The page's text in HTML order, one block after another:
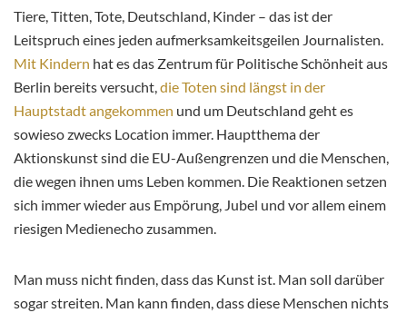
Tiere, Titten, Tote, Deutschland, Kinder – das ist der
Leitspruch eines jeden aufmerksamkeitsgeilen Journalisten.
Mit Kindern hat es das Zentrum für Politische Schönheit aus
Berlin bereits versucht,die Toten sind längst in der
Hauptstadt angekommen und um Deutschland geht es
sowieso zwecks Location immer. Hauptthema der
Aktionskunst sind die EU-Außengrenzen und die Menschen,
die wegen ihnen ums Leben kommen. Die Reaktionen setzen
sich immer wieder aus Empörung, Jubel und vor allem einem
riesigen Medienecho zusammen.
Man muss nicht finden, dass das Kunst ist. Man soll darüber
sogar streiten. Man kann finden, dass diese Menschen nichts